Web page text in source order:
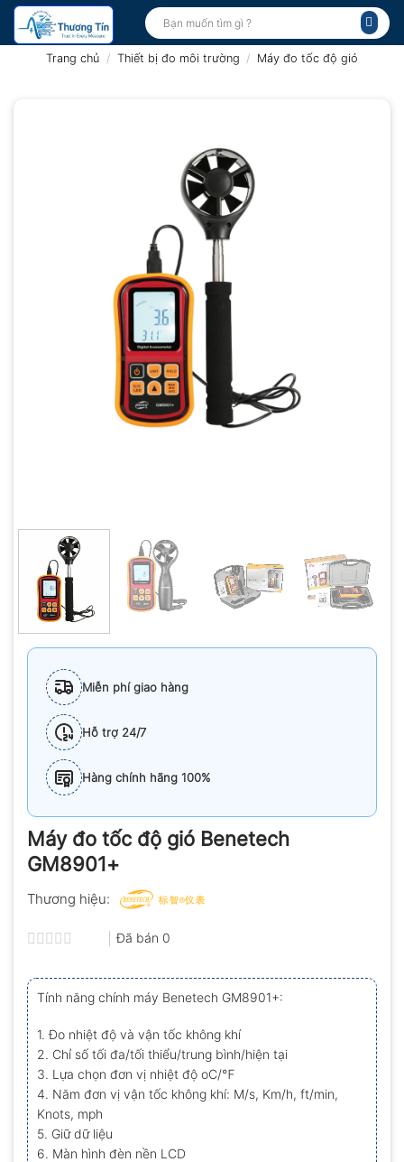
Bỏ
qua
Tìm
kiếm:
Trang chủ / Thiết bị đo môi trường / Máy đo tốc độ gió
Miễn phí giao hàng
Hỗ trợ 24/7
Hàng chính hãng 100%
Máy đo tốc độ gió Benetech
GM8901+
Thương hiệu:
xếp
hạng
0.0
5
sao
Đã bán 0
Tính năng chính máy Benetech GM8901+:
1. Đo nhiệt độ và vận tốc không khí
2. Chỉ số tối đa/tối thiểu/trung bình/hiện tại
3. Lựa chọn đơn vị nhiệt độ oC/℉
4. Năm đơn vị vận tốc không khí: M/s, Km/h, ft/min,
Knots, mph
5. Giữ dữ liệu
6. Màn hình đèn nền LCD